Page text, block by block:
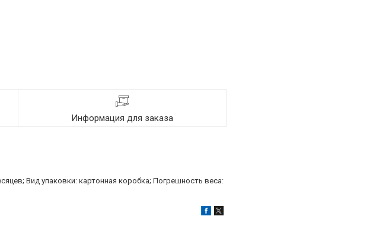
Информация для заказа
Вид упаковки: картонная коробка; Погрешность веса: